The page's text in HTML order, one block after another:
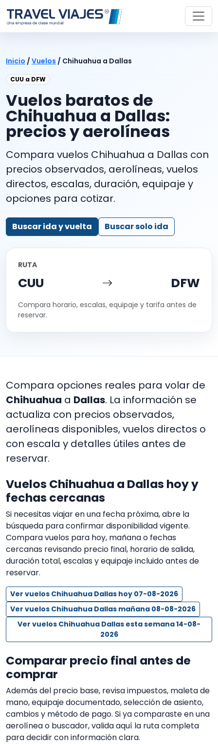
Inicio / Vuelos / Chihuahua a Dallas
CUU a DFW
Vuelos baratos de
Chihuahua a Dallas:
precios y aerolíneas
Compara vuelos Chihuahua a Dallas con
precios observados, aerolíneas, vuelos
directos, escalas, duración, equipaje y
opciones para cotizar.
Buscar ida y vuelta Buscar solo ida
RUTA
CUU DFW
Compara horario, escalas, equipaje y tarifa antes de
reservar.
Compara opciones reales para volar de
Chihuahua a Dallas. La información se
actualiza con precios observados,
aerolíneas disponibles, vuelos directos o
con escala y detalles útiles antes de
reservar.
Vuelos Chihuahua a Dallas hoy y
fechas cercanas
Si necesitas viajar en una fecha próxima, abre la
búsqueda para confirmar disponibilidad vigente.
Compara vuelos para hoy, mañana o fechas
cercanas revisando precio final, horario de salida,
duración total, escalas y equipaje incluido antes de
reservar.
Ver vuelos Chihuahua Dallas hoy 07-08-2026
Ver vuelos Chihuahua Dallas mañana 08-08-2026
Ver vuelos Chihuahua Dallas esta semana 14-08-
2026
Comparar precio final antes de
comprar
Además del precio base, revisa impuestos, maleta de
mano, equipaje documentado, selección de asiento,
cambios y método de pago. Si ya comparaste en una
aerolínea o buscador, valida aquí la ruta completa
para decidir con información clara.